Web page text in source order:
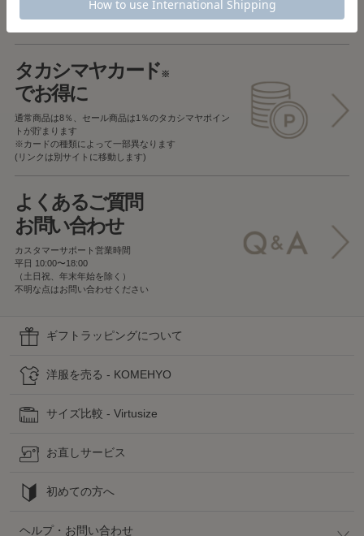
お届け後7日以内の場合
返品することが可能です
タカシマヤカード※
でお得に
通常商品は8％、セール商品は1％のタカシマヤポイン
トが貯まります
※カードの種類によって一部異なります
(リンクは別サイトに移動します)
よくあるご質問
お問い合わせ
カスタマーサポート営業時間
平日 10:00〜18:00
（土日祝、年末年始を除く）
不明な点はお問い合わせください
ギフトラッピングについて
洋服を売る - KOMEHYO
サイズ比較 - Virtusize
お直しサービス
初めての方へ
ヘルプ・お問い合わせ